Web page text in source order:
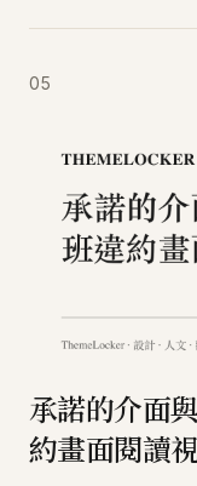
05
承諾的介面
約畫面閱讀